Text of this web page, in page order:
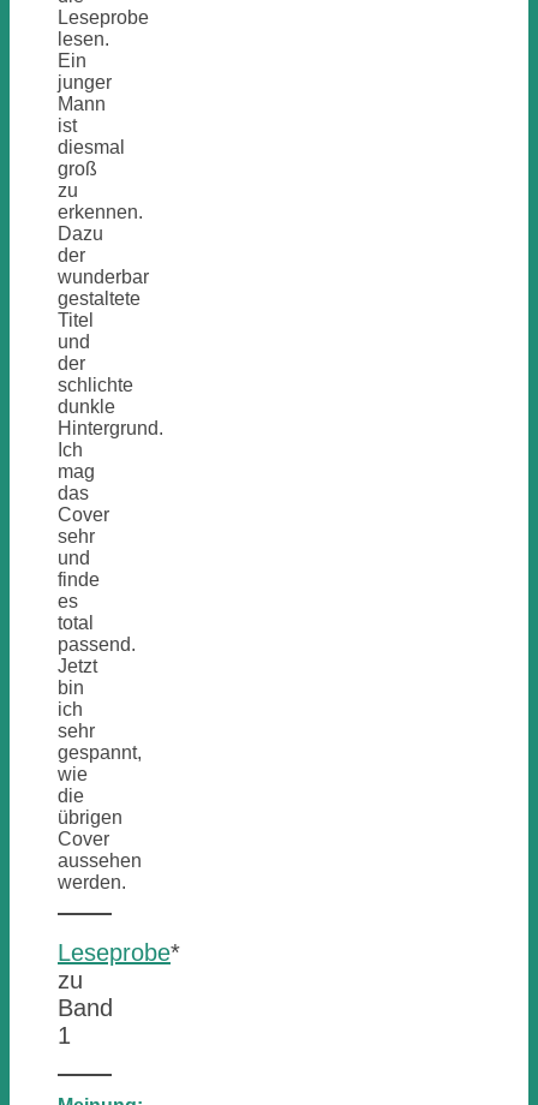
Leseprobe
lesen.
Ein
junger
Mann
ist
diesmal
groß
zu
erkennen.
Dazu
der
wunderbar
gestaltete
Titel
und
der
schlichte
dunkle
Hintergrund.
Ich
mag
das
Cover
sehr
und
finde
es
total
passend.
Jetzt
bin
ich
sehr
gespannt,
wie
die
übrigen
Cover
aussehen
werden.
Leseprobe*
zu
Band
1